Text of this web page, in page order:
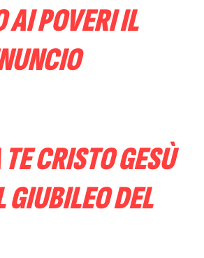
AI POVERI IL
CRISTO GESÙ
GIUBILEO DEL